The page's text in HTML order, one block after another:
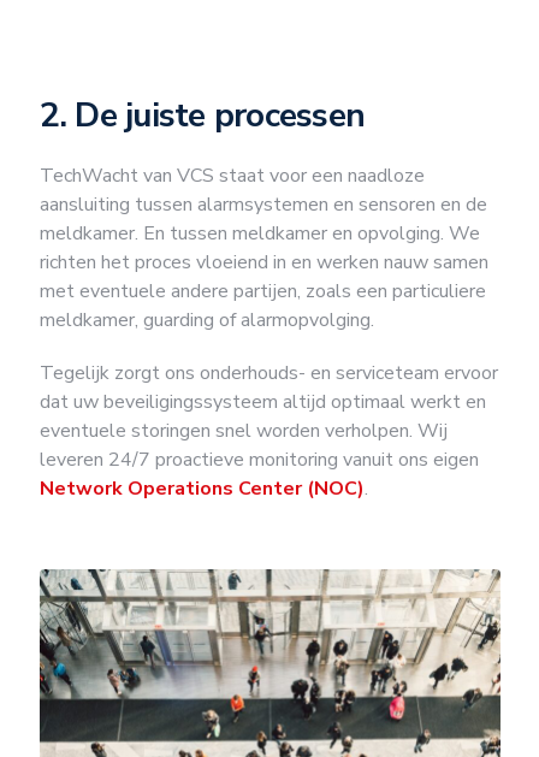
2. De juiste processen
TechWacht van VCS staat voor een naadloze
aansluiting tussen alarmsystemen en sensoren en de
meldkamer. En tussen meldkamer en opvolging. We
richten het proces vloeiend in en werken nauw samen
met eventuele andere partijen, zoals een particuliere
meldkamer, guarding of alarmopvolging.
Tegelijk zorgt ons onderhouds- en serviceteam ervoor
dat uw beveiligingssysteem altijd optimaal werkt en
eventuele storingen snel worden verholpen. Wij
leveren 24/7 proactieve monitoring vanuit ons eigen
Network Operations Center (NOC).